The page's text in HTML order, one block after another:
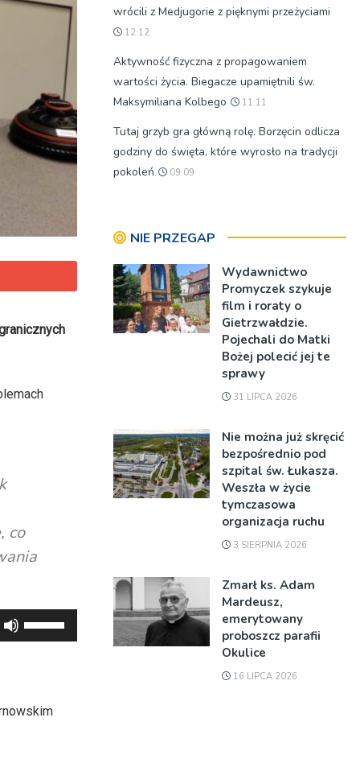
co
strzałek
wrócili z Medjugorie z pięknymi przeżyciami
12:12
Aktywność fizyczna z propagowaniem
wartości życia. Biegacze upamiętnili św.
Maksymiliana Kolbego
11:11
Tutaj grzyb gra główną rolę. Borzęcin odlicza
godziny do święta, które wyrosło na tradycji
pokoleń
09:09
NIE PRZEGAP
Wydawnictwo
Promyczek szykuje
film i roraty o
Gietrzwałdzie.
Pojechali do Matki
Bożej polecić jej te
sprawy
31 LIPCA 2026
Nie można już skręcić
bezpośrednio pod
szpital św. Łukasza.
Weszła w życie
tymczasowa
organizacja ruchu
3 SIERPNIA 2026
Zmarł ks. Adam
Mardeusz,
emerytowany
proboszcz parafii
Okulice
16 LIPCA 2026